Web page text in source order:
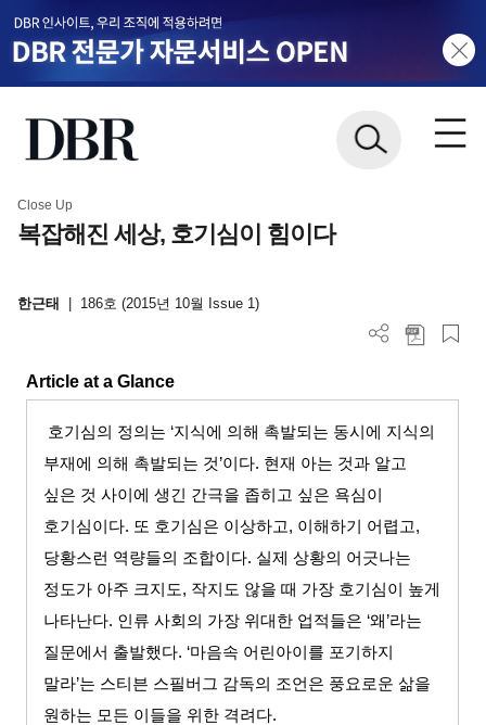
Close Up
복잡해진 세상, 호기심이 힘이다
한근태 186호 (2015년 10월 Issue 1)
Article at a Glance
호기심의 정의는 ‘지식에 의해 촉발되는 동시에 지식의
부재에 의해 촉발되는 것’이다. 현재 아는 것과 알고
싶은 것 사이에 생긴 간극을 좁히고 싶은 욕심이
호기심이다. 또 호기심은 이상하고, 이해하기 어렵고,
당황스런 역량들의 조합이다. 실제 상황의 어긋나는
정도가 아주 크지도, 작지도 않을 때 가장 호기심이 높게
나타난다. 인류 사회의 가장 위대한 업적들은 ‘왜 ’라는
질문에서 출발했다. ‘마음속 어린아이를 포기하지
말라’는 스티븐 스필버그 감독의 조언은 풍요로운 삶을
원하는 모든 이들을 위한 격려다.